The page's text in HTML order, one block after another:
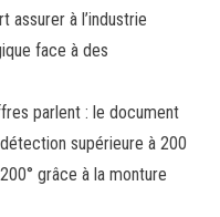
assurer à l’industrie
face à des
parlent : le document
supérieure à 200
grâce à la monture